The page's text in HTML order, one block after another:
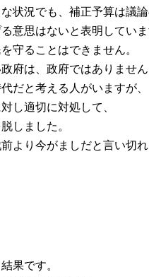
状況でも、補正予算は議論
意思はないと表明していま
守ることはできません。
府は、政府ではありません
だと考える人がいますが、
し適切に対処して、
しました。
より今がましだと言い切
果です。